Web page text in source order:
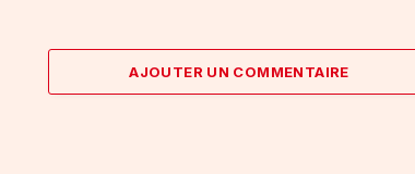
AJOUTER UN COMMENTAIRE